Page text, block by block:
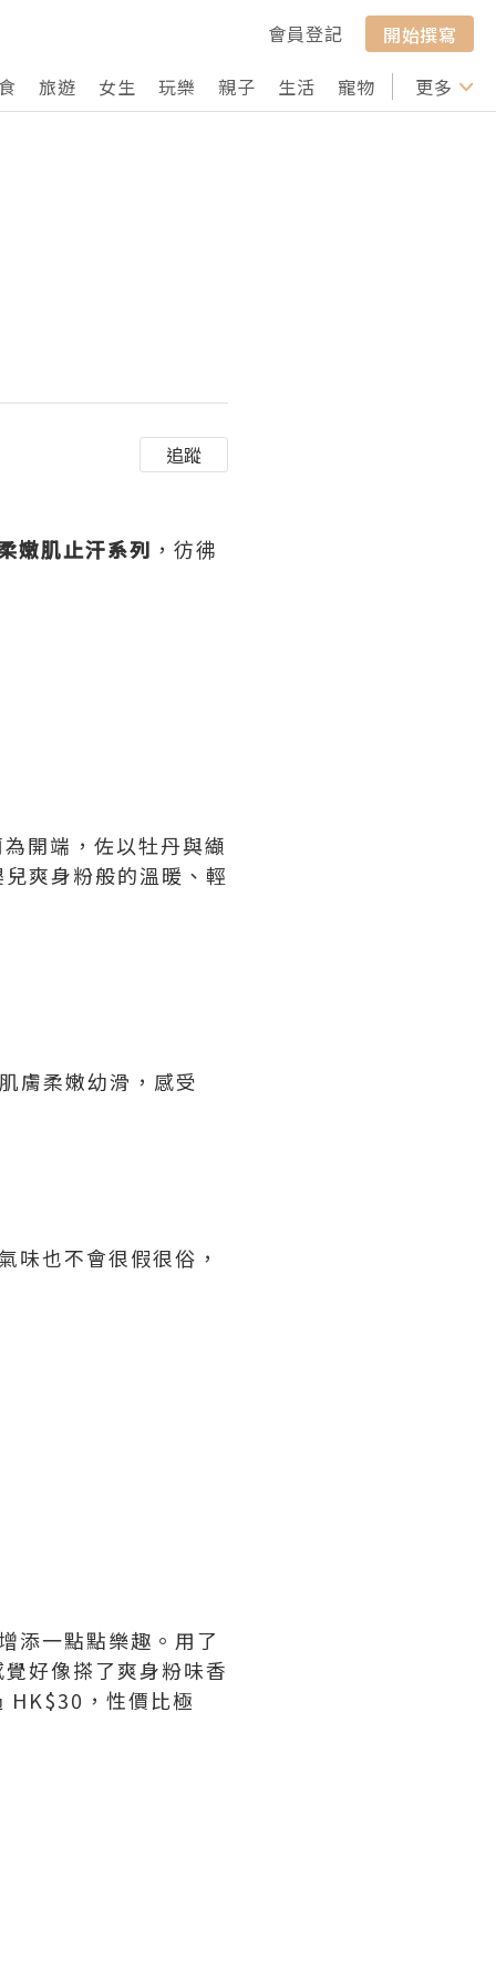
會員登記
開始撰寫
旅遊 女生 玩樂 親子 生活 寵物 行山 打卡
更多
追蹤
嫩肌止汗系列 ，彷彿
開端，佐以牡丹與纈
爽身粉般的溫暖、輕
膚柔嫩幼滑，感受
味也不會很假很俗，
添一點點樂趣。用了
好像搽了爽身粉味香
HK$30，性價比極